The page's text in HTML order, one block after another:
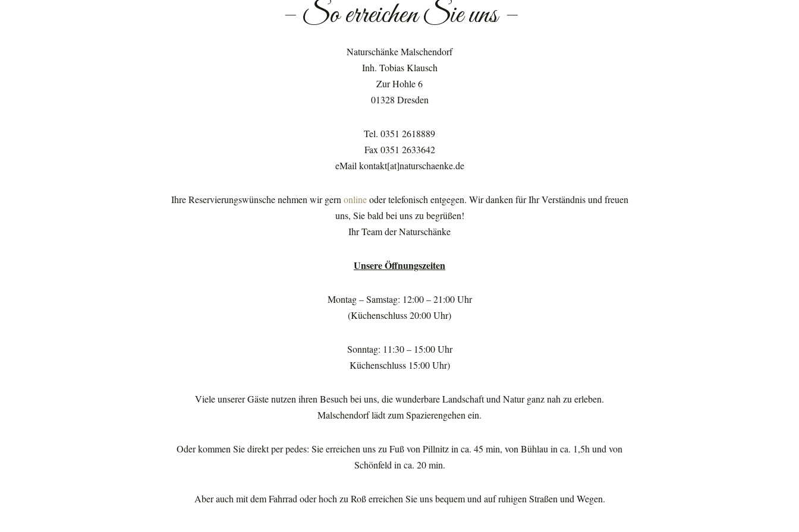
– So erreichen Sie uns –
Naturschänke Malschendorf
Inh. Tobias Klausch
Zur Hohle 6
01328 Dresden
Tel. 0351 2618889
Fax 0351 2633642
eMail kontakt[at]naturschaenke.de
Ihre Reservierungswünsche nehmen wir gern onlineoder telefonisch entgegen. Wir danken für Ihr Verständnis und freuen
uns, Sie bald bei uns zu begrüßen!
Ihr Team der Naturschänke
Unsere Öffnungszeiten
Montag – Samstag: 12:00 – 21:00 Uhr
(Küchenschluss 20:00 Uhr)
Sonntag: 11:30 – 15:00 Uhr
Küchenschluss 15:00 Uhr)
Viele unserer Gäste nutzen ihren Besuch bei uns, die wunderbare Landschaft und Natur ganz nah zu erleben.
Malschendorf lädt zum Spazierengehen ein.
Oder kommen Sie direkt per pedes: Sie erreichen uns zu Fuß von Pillnitz in ca. 45 min, von Bühlau in ca. 1,5h und von
Schönfeld in ca. 20 min.
Aber auch mit dem Fahrrad oder hoch zu Roß erreichen Sie uns bequem und auf ruhigen Straßen und Wegen.